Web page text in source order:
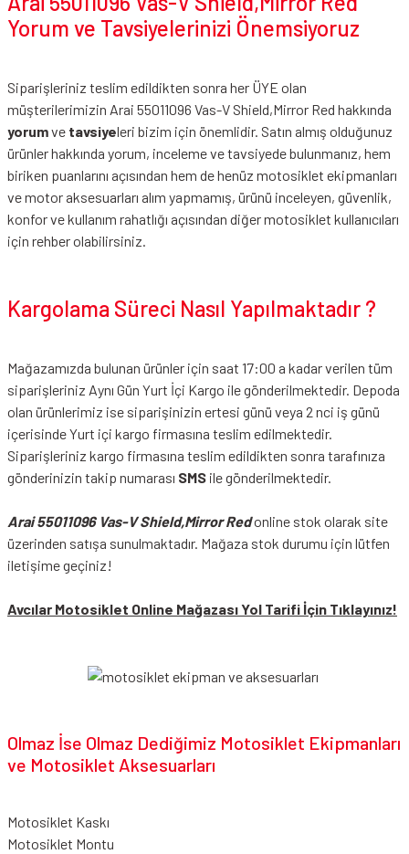
Yorum ve Tavsiyelerinizi Önemsiyoruz
Siparişleriniz teslim edildikten sonra her ÜYE olan
müşterilerimizin Arai 55011096 Vas-V Shield,Mirror Red hakkında
yorumve tavsiyeleri bizim için önemlidir. Satın almış olduğunuz
ürünler hakkında yorum, inceleme ve tavsiyede bulunmanız, hem
biriken puanlarını açısından hem de henüz motosiklet ekipmanları
ve motor aksesuarları alım yapmamış, ürünü inceleyen, güvenlik,
konfor ve kullanım rahatlığı açısından diğer motosiklet kullanıcıları
için rehber olabilirsiniz.
Kargolama Süreci Nasıl Yapılmaktadır ?
Mağazamızda bulunan ürünler için saat 17:00 a kadar verilen tüm
siparişleriniz Aynı Gün Yurt İçi Kargo ile gönderilmektedir. Depoda
olan ürünlerimiz ise siparişinizin ertesi günü veya 2 nci iş günü
içerisinde Yurt içi kargo firmasına teslim edilmektedir.
Siparişleriniz kargo firmasına teslim edildikten sonra tarafınıza
gönderinizin takip numarası SMS ile gönderilmektedir.
Arai 55011096 Vas-V Shield,Mirror Redonline stok olarak site
üzerinden satışa sunulmaktadır. Mağaza stok durumu için lütfen
iletişime geçiniz!
Avcılar Motosiklet Online Mağazası Yol Tarifi İçin Tıklayınız!
Olmaz İse Olmaz Dediğimiz Motosiklet Ekipmanları
ve Motosiklet Aksesuarları
Motosiklet Kaskı
Motosiklet Montu